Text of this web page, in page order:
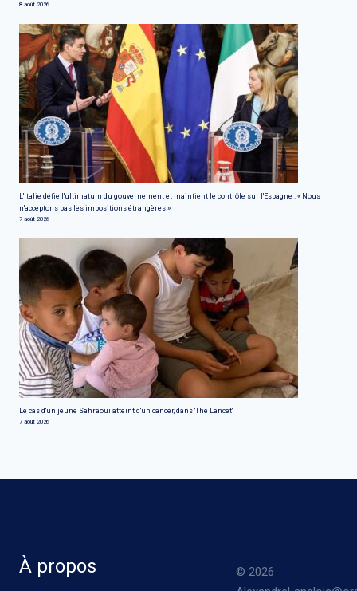
8 août 2026
L'Italie défie l'ultimatum du gouvernement et maintient le contrôle sur l'Espagne : « Nous
n'acceptons pas les impositions étrangères »
7 août 2026
Le cas d'un jeune Sahraoui atteint d'un cancer, dans 'The Lancet'
7 août 2026
À propos
© 2026